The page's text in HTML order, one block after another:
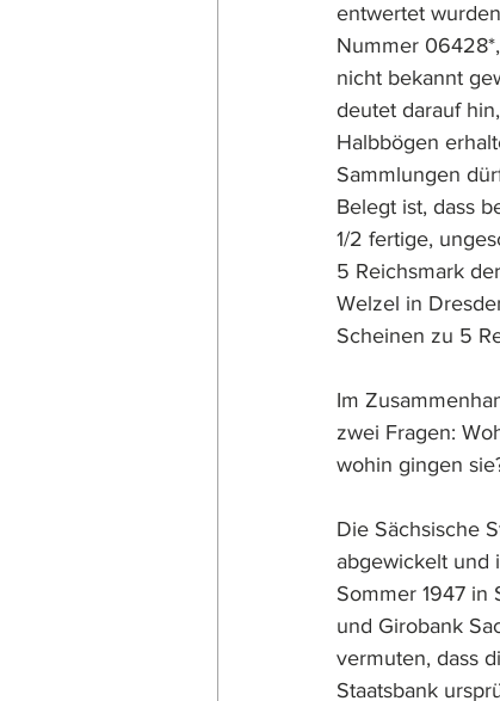
entwertet
Nummer
nicht bekannt
deutet darauf
Halbbögen
Sammlungen
Belegt ist, dass
1/2 fertige,
5 Reichsmark
Welzel in
Scheinen zu 5
Im
zwei Fragen:
wohin gingen
Die Sächsische
abgewickelt und
Sommer 1947 in
und Girobank
vermuten, dass
Staatsbank